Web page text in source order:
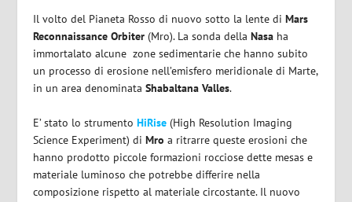
Il volto del Pianeta Rosso di nuovo sotto la lente diMars
Reconnaissance Orbiter(Mro). La sonda dellaNasa ha
immortalato alcune zone sedimentarie che hanno subito
un processo di erosione nell’emisfero meridionale di Marte,
in un area denominataShabaltana Valles.
E’ stato lo strumentoHiRise (High Resolution Imaging
Science Experiment) diMro a ritrarre queste erosioni che
hanno prodotto piccole formazioni rocciose dette mesas e
materiale luminoso che potrebbe differire nella
composizione rispetto al materiale circostante. Il nuovo